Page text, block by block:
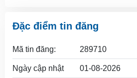
Đặc điểm tin đăng
Mã tin đăng: 289710
Ngày cập nhật 01-08-2026